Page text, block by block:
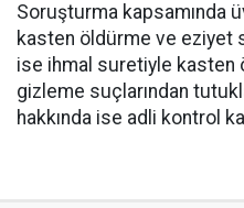
Soruşturma kapsamında
kasten öldürme ve eziyet
ise ihmal suretiyle kasten
gizleme suçlarından
hakkında ise adli kontrol